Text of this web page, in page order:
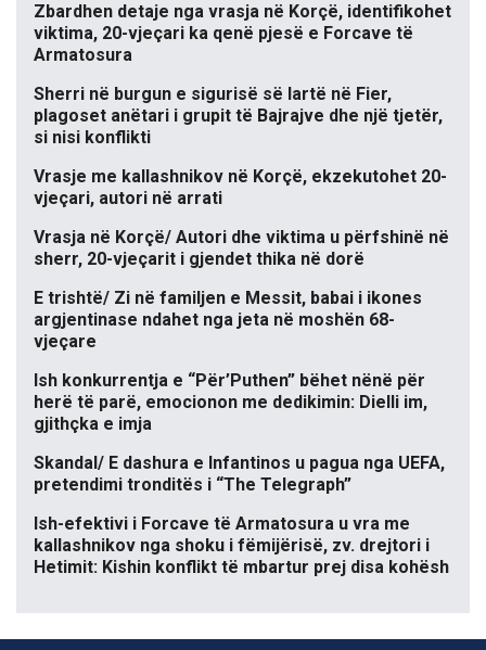
Zbardhen detaje nga vrasja në Korçë, identifikohet
viktima, 20-vjeçari ka qenë pjesë e Forcave të
Armatosura
Sherri në burgun e sigurisë së lartë në Fier,
plagoset anëtari i grupit të Bajrajve dhe një tjetër,
si nisi konflikti
Vrasje me kallashnikov në Korçë, ekzekutohet 20-
vjeçari, autori në arrati
Vrasja në Korçë/ Autori dhe viktima u përfshinë në
sherr, 20-vjeçarit i gjendet thika në dorë
E trishtë/ Zi në familjen e Messit, babai i ikones
argjentinase ndahet nga jeta në moshën 68-
vjeçare
Ish konkurrentja e “Për’Puthen” bëhet nënë për
herë të parë, emocionon me dedikimin: Dielli im,
gjithçka e imja
Skandal/ E dashura e Infantinos u pagua nga UEFA,
pretendimi tronditës i “The Telegraph”
Ish-efektivi i Forcave të Armatosura u vra me
kallashnikov nga shoku i fëmijërisë, zv. drejtori i
Hetimit: Kishin konflikt të mbartur prej disa kohësh